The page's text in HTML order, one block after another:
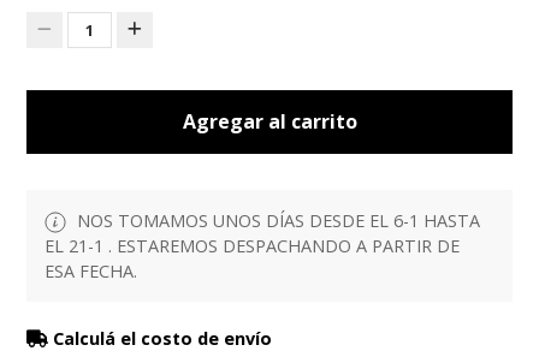
1
Agregar al carrito
NOS TOMAMOS UNOS DÍAS DESDE EL 6-1 HASTA
EL 21-1 . ESTAREMOS DESPACHANDO A PARTIR DE
ESA FECHA.
Calculá el costo de envío